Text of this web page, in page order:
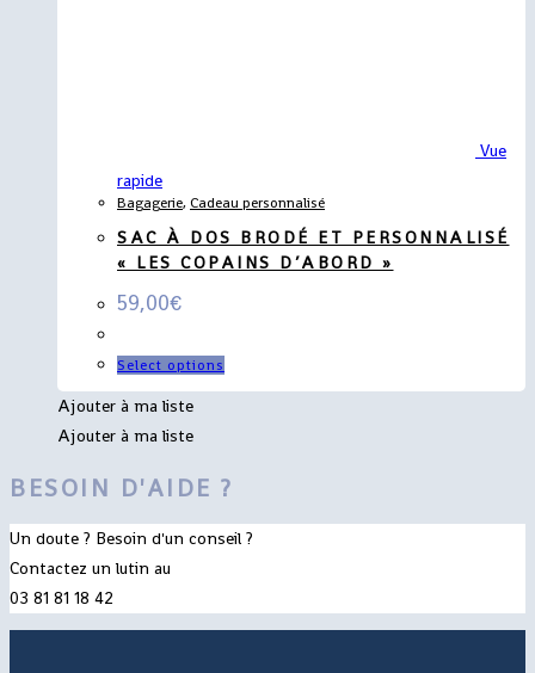
Vue
rapide
Bagagerie,Cadeau personnalisé
SAC À DOS BRODÉ ET PERSONNALISÉ
« LES COPAINS D’ABORD »
59,00€
Select options
Ajouter à ma liste
Ajouter à ma liste
BESOIN D'AIDE ?
Un doute ? Besoin d'un conseil ?
Contactez un lutin au
03 81 81 18 42